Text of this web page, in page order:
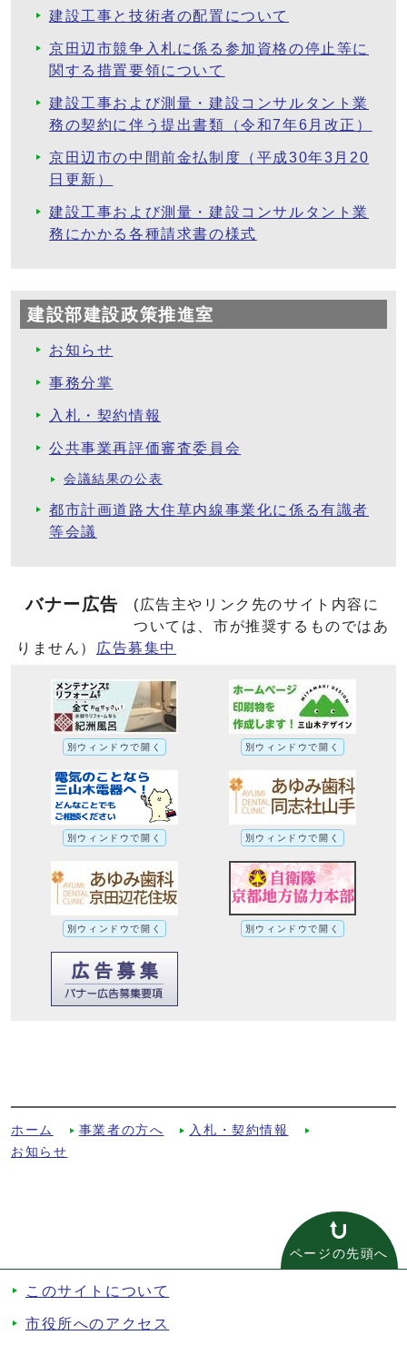
建設工事と技術者の配置について
京田辺市競争入札に係る参加資格の停止等に
関する措置要領について
建設工事および測量・建設コンサルタント業
務の契約に伴う提出書類（令和7年6月改正）
京田辺市の中間前金払制度（平成30年3月20
日更新）
建設工事および測量・建設コンサルタント業
務にかかる各種請求書の様式
建設部建設政策推進室
お知らせ
事務分掌
入札・契約情報
公共事業再評価審査委員会
会議結果の公表
都市計画道路大住草内線事業化に係る有識者
等会議
バナー広告
(広告主やリンク先のサイト内容に
ついては、市が推奨するものではあ
りません）
広告募集中
別ウィンドウで開く 別ウィンドウで開く
別ウィンドウで開く 別ウィンドウで開く
別ウィンドウで開く 別ウィンドウで開く
ホーム 事業者の方へ
入札・契約情報
お知らせ
ページの先頭へ
このサイトについて
市役所へのアクセス